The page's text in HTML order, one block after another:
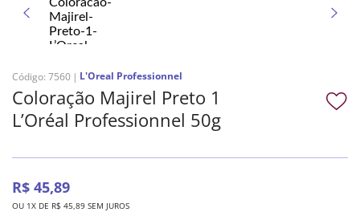
Código: 7560 L'Oreal Professionnel
Coloração Majirel Preto 1
L’Oréal Professionnel 50g
R$ 45,89
OU 1X DE R$ 45 89 SEM JUROS